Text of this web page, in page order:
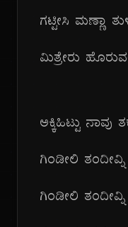
ಗಟ್ಟೀಸಿ ಮಣ್ಣಾ
ಮಿತ್ರೇರು
ಅಕ್ಕಿಹಿಟ್ಟು ನಾವು
ಗಿಂಡೀಲಿ
ಗಿಂಡೀಲಿ ತಂದೀವ್ನಿ